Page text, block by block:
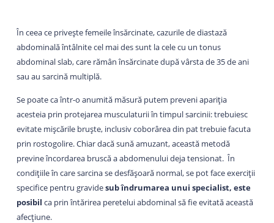
În ceea ce privește femeile însărcinate, cazurile de diastază
abdominală întâlnite cel mai des sunt la cele cu un tonus
abdominal slab, care rămân însărcinate după vârsta de 35 de ani
sau au sarcină multiplă.
Se poate ca într-o anumită măsură putem preveni apariția
acesteia prin protejarea musculaturii în timpul sarcinii: trebuiesc
evitate mișcările bruște, inclusiv coborârea din pat trebuie facuta
prin rostogolire. Chiar dacă sună amuzant, această metodă
previne încordarea bruscă a abdomenului deja tensionat. În
condițiile în care sarcina se desfășoară normal, se pot face exerciții
specifice pentru gravidesub îndrumarea unui specialist, este
posibil ca prin întărirea peretelui abdominal să fie evitată această
afecțiune.